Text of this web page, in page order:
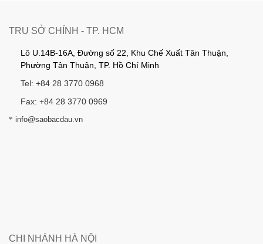
TRỤ SỞ CHÍNH - TP. HCM
Lô U.14B-16A, Đường số 22, Khu Chế Xuất Tân Thuận,
Phường Tân Thuận, TP. Hồ Chí Minh
Tel: +84 28 3770 0968
Fax: +84 28 3770 0969
* info@saobacdau.vn
CHI NHÁNH HÀ NỘI